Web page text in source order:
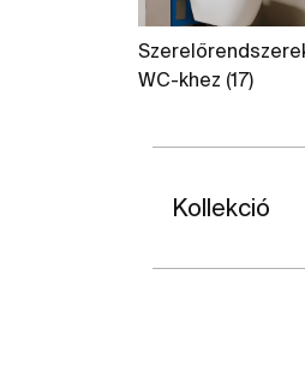
WC-khez (17)
Kollekció